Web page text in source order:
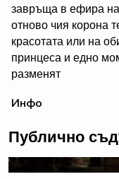
завръща в ефира на
отново чия корона
красотата или на
принцеса и едно
разменят
напусне живота си
лукса, за да се
напълно непозната
Инфо
Публично